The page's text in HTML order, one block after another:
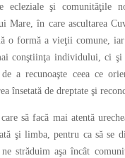
şi comunităţile
în care ascultarea
o formă a vieţii comune, iar
conştiinţa individului, ci
a recunoaşte ceea ce
însetată de dreptate şi
să facă mai atentă
şi limba, pentru ca să se
străduim aşa încât